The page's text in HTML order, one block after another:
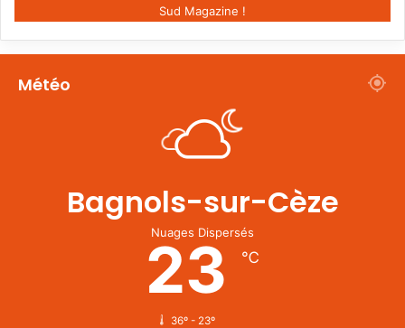
Sud Magazine !
Météo
Bagnols-sur-Cèze
Nuages Dispersés
23 ℃
36º - 23º